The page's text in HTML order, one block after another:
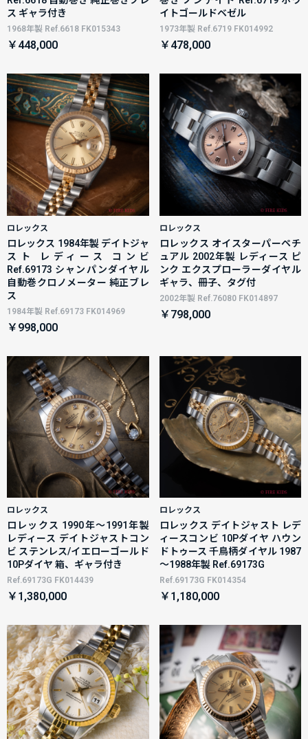
ス ギャラ付き
1968年製 Ref.6618 FK015343
￥448,000
イトゴールドベゼル
1973年製 Ref.6719 FK014992
￥478,000
ロレックス
ロレックス 1984年製 デイトジャ
スト レディース コンビ
Ref.69173 シャンパンダイヤル
自動巻クロノメーター 純正ブレ
ス
1984年製 Ref.69173 FK014969
￥998,000
ロレックス
ロレックス オイスターパーペチ
ュアル 2002年製 レディース ピ
ンク エクスプローラーダイヤル
ギャラ、冊子、タグ付
2002年製 Ref.76080 FK014897
￥798,000
ロレックス
ロレックス 1990年～1991年製
レディース デイトジャストコン
ビ ステンレス/イエローゴールド
10Pダイヤ 箱、ギャラ付き
Ref.69173G FK014439
￥1,380,000
ロレックス
ロレックス デイトジャスト レデ
ィースコンビ 10Pダイヤ ハウン
ドトゥース 千鳥柄ダイヤル 1987
～1988年製 Ref.69173G
Ref.69173G FK014354
￥1,180,000